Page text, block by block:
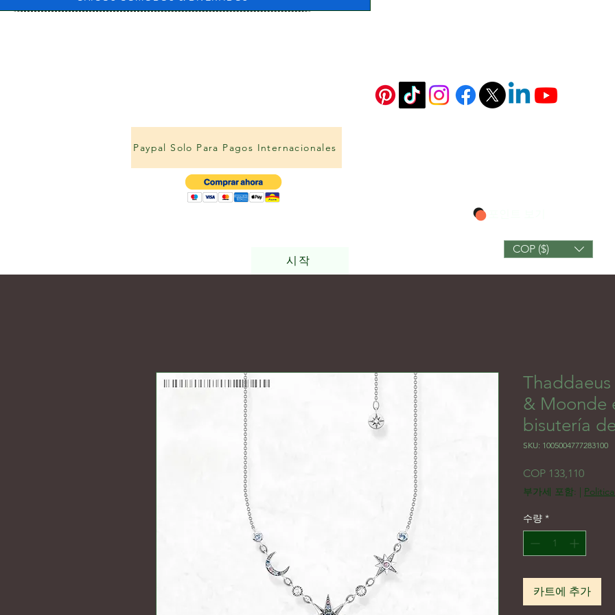
Paypal Solo Para Pagos Internacionales
시작
COP ($)
& Moonde
bisutería
SKU: 1005004777283100
COP 133,110가격
부가세 포함: |
수량 *
카트에 추가